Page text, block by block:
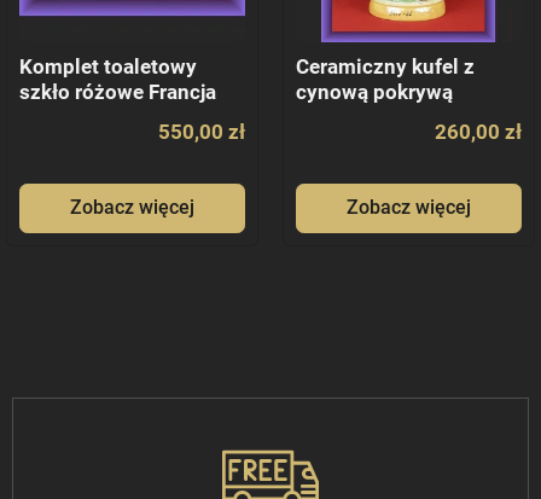
Komplet toaletowy
szkło różowe Francja
550,00 zł
Zobacz więcej
Ceramiczny kufel z
cynową pokrywą
260,00 zł
Zobacz więcej